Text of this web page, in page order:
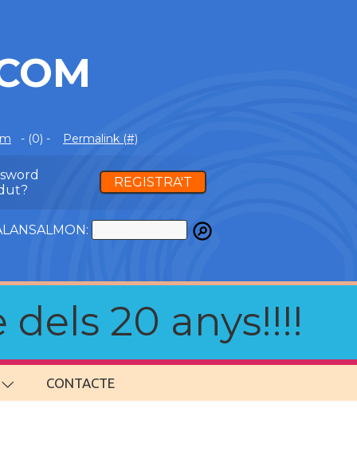
- (0) - Permalink (#)
REGISTRA'T
20 anys!!!!
CONTACTE